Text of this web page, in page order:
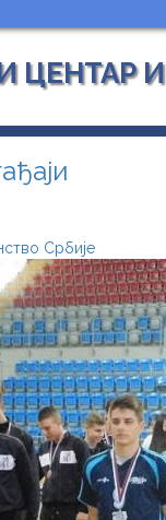
ЦЕНТАР
Србије